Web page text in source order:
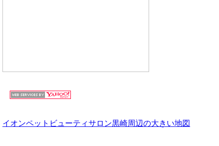
イオンペットビューティサロン黒崎周辺の大きい地図